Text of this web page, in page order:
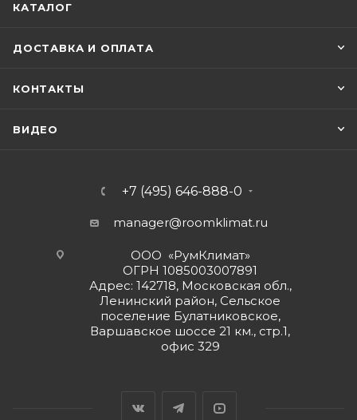
КАТАЛОГ
ДОСТАВКА И ОПЛАТА
КОНТАКТЫ
ВИДЕО
+7 (495) 646-888-0
manager@roomklimat.ru
ООО «РумКлимат»
ОГРН 1085003007891
Адрес: 142718, Московская обл.,
Ленинский район, Сельское
поселение Булатниковское,
Варшавское шоссе 21 км., стр.1,
офис 329